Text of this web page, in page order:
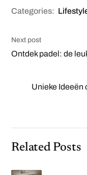
Categories:
Next post
Ontdek padel: de
Unieke Ideeën
Related Posts